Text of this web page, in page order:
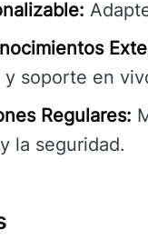
y soporte en
Regulares:
la seguridad.